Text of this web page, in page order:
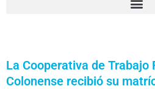
La Cooperativa de Trabajo
Colonense recibió su